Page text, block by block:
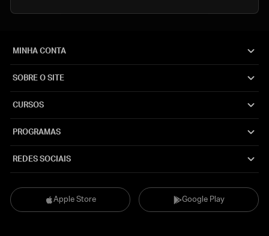
Apple Store Google Play
MINHA CONTA
SOBRE O SITE
CURSOS
PROGRAMAS
REDES SOCIAIS